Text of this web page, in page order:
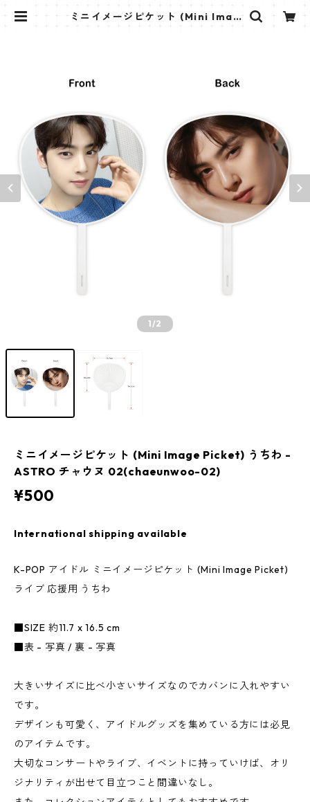
ミニイメージピケット (Mini Imag
1/2
ミニイメージピケット (Mini Image Picket) うちわ -
ASTRO チャウヌ 02(chaeunwoo-02)
¥500
International shipping available
K-POP アイドル ミニイメージピケット (Mini Image Picket)
ライブ 応援用 うちわ
■SIZE 約11.7 x 16.5 cm
■表 - 写真 / 裏 - 写真
大きいサイズに比べ小さいサイズなのでカバンに入れやすい
です。
デザインも可愛く、アイドルグッズを集めている方には必見
のアイテムです。
大切なコンサートやライブ、イベントに持っていけば、オリ
ジナリティが出せて目立つこと間違いなし。